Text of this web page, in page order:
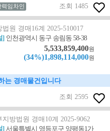
임차인 조회 1485
법원 경매16계 2025-510017
] 인천광역시 동구 송림동 58-38
5,533,859,400원
(34%)1,898,114,000원
는 경매물건입니다
조회 2595
지방법원 경매10계 2025-9062
]서울특별시 영등포구 양평동1가